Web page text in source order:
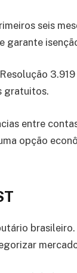
seis
garante
gratuitos.
entre
opção